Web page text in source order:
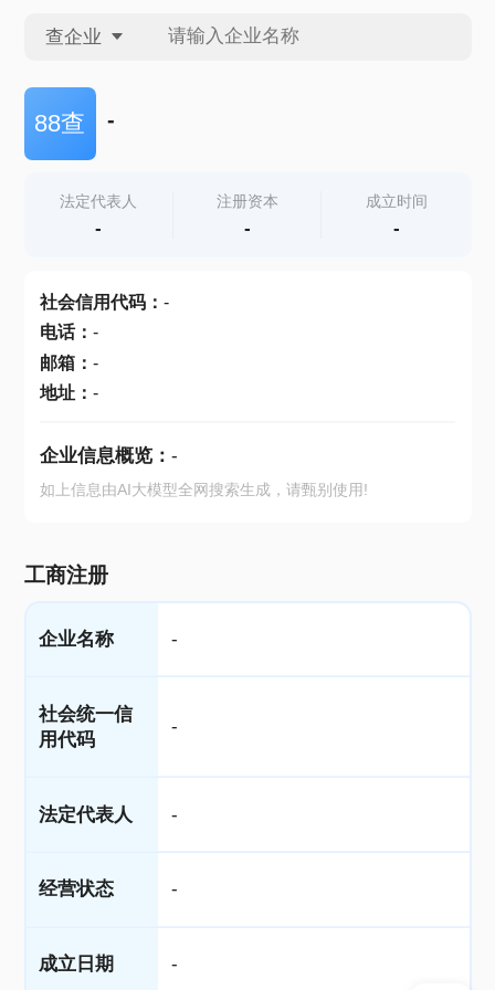
查企业
查企业
查产地
88查 -
法定代表人
-
注册资本
-
成立时间
-
社会信用代码： -
电话： -
邮箱： -
地址： -
企业信息概览： -
如上信息由AI大模型全网搜索生成，请甄别使用!
工商注册
企业名称 -
社会统一信
用代码
-
法定代表人 -
经营状态 -
成立日期 -